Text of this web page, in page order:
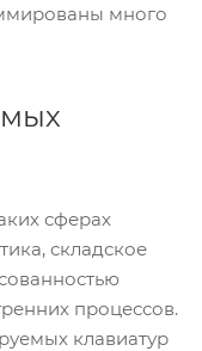
много
сферах
складское
процессов.
клавиатур